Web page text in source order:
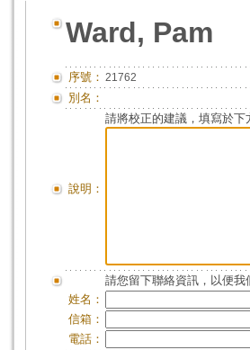
Ward, Pam
序號： 21762
別名：
說明：
請將校正的建議，填寫於
請您留下聯絡資訊，以便
姓名：
信箱：
電話：